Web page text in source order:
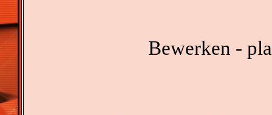
Bewerken -